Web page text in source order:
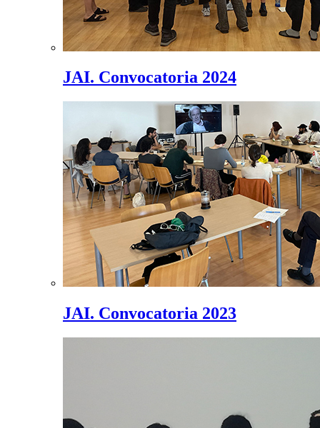
JAI. Convocatoria 2024
JAI. Convocatoria 2023